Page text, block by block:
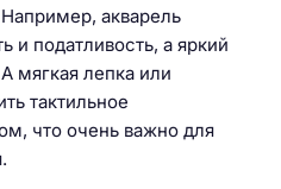
акварель
и податливость, а яркий
мягкая лепка или
тактильное
что очень важно для